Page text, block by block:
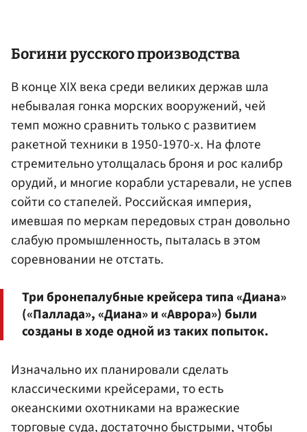
Богини русского производства
В конце XIX века среди великих держав шла
небывалая гонка морских вооружений, чей
темп можно сравнить только с развитием
ракетной техники в 1950-1970-х. На флоте
стремительно утолщалась броня и рос калибр
орудий, и многие корабли устаревали, не успев
сойти со стапелей. Российская империя,
имевшая по меркам передовых стран довольно
слабую промышленность, пыталась в этом
соревновании не отстать.
Три бронепалубные крейсера типа «Диана»
(«Паллада», «Диана» и «Аврора») были
созданы в ходе одной из таких попыток.
Изначально их планировали сделать
классическими крейсерами, то есть
океанскими охотниками на вражеские
торговые суда, достаточно быстрыми, чтобы